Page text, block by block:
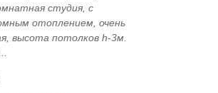
студия, с
отоплением, очень
высота потолков h-3м.